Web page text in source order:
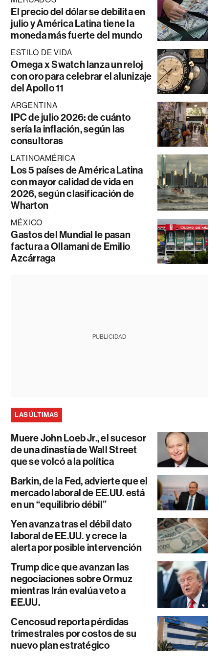
El precio del dólar se debilita en
julio y América Latina tiene la
moneda más fuerte del mundo
ESTILO DE VIDA
Omega x Swatch lanza un reloj
con oro para celebrar el alunizaje
del Apollo 11
ARGENTINA
IPC de julio 2026: de cuánto
sería la inflación, según las
consultoras
LATINOAMÉRICA
Los 5 países de América Latina
con mayor calidad de vida en
2026, según clasificación de
Wharton
MÉXICO
Gastos del Mundial le pasan
factura a Ollamani de Emilio
Azcárraga
PUBLICIDAD
LAS ÚLTIMAS
Muere John Loeb Jr., el sucesor
de una dinastía de Wall Street
que se volcó a la política
Barkin, de la Fed, advierte que el
mercado laboral de EE.UU. está
en un “equilibrio débil”
Yen avanza tras el débil dato
laboral de EE.UU. y crece la
alerta por posible intervención
Trump dice que avanzan las
negociaciones sobre Ormuz
mientras Irán evalúa veto a
EE.UU.
Cencosud reporta pérdidas
trimestrales por costos de su
nuevo plan estratégico